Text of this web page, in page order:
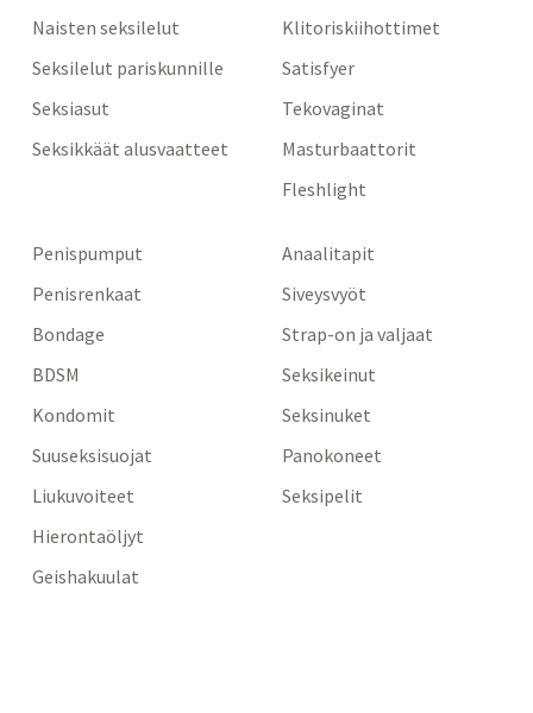
Naisten seksilelut
Seksilelut pariskunnille
Seksiasut
Seksikkäät alusvaatteet
Klitoriskiihottimet
Satisfyer
Tekovaginat
Masturbaattorit
Fleshlight
Penispumput
Penisrenkaat
Bondage
BDSM
Kondomit
Suuseksisuojat
Liukuvoiteet
Hierontaöljyt
Geishakuulat
Anaalitapit
Siveysvyöt
Strap-on ja valjaat
Seksikeinut
Seksinuket
Panokoneet
Seksipelit